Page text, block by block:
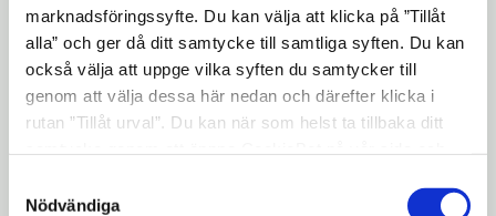
marknadsföringssyfte. Du kan välja att klicka på ”Tillåt
alla” och ger då ditt samtycke till samtliga syften. Du kan
också välja att uppge vilka syften du samtycker till
genom att välja dessa här nedan och därefter klicka i
rutan ”Tillåt urval”. Du kan när som helst ta tillbaka ditt
"Visa detaljer" kan du läsa om hur kakorna används och
Nödvändiga
Det medeltida, oregelbundna gatunätet
som denna karta visar ersattes då av
stormaktstidens rutnätsmönster .
Originalet finns på lantmäteriets arkiv i
Gävle.
Uppdaterad: 2016-12-21